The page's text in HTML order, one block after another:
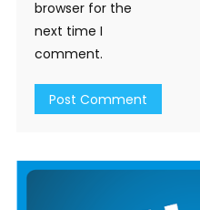
browser for the
next time I
comment.